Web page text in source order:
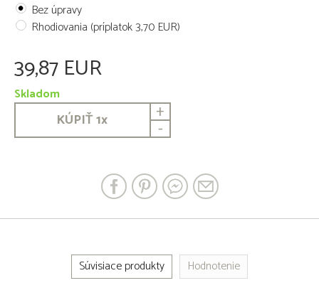
Bez úpravy
Rhodiovania (príplatok 3,70 EUR)
39,87 EUR
Skladom
KÚPIŤ1x +
-
Súvisiace produkty Hodnotenie